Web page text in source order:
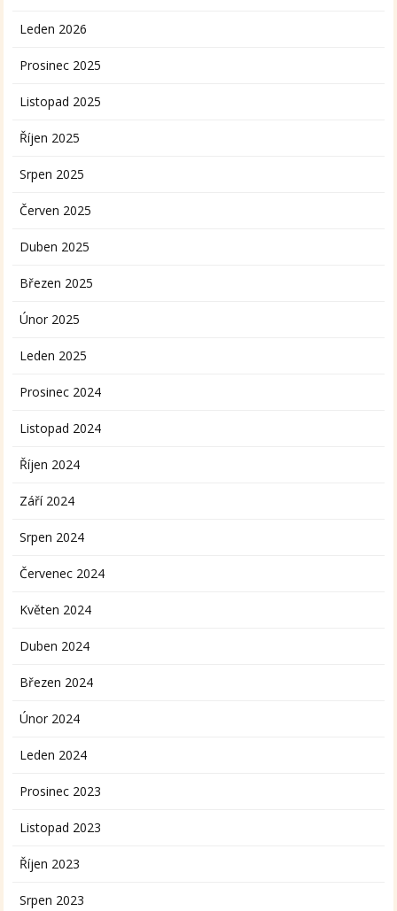
Leden 2026
Prosinec 2025
Listopad 2025
Říjen 2025
Srpen 2025
Červen 2025
Duben 2025
Březen 2025
Únor 2025
Leden 2025
Prosinec 2024
Listopad 2024
Říjen 2024
Září 2024
Srpen 2024
Červenec 2024
Květen 2024
Duben 2024
Březen 2024
Únor 2024
Leden 2024
Prosinec 2023
Listopad 2023
Říjen 2023
Srpen 2023